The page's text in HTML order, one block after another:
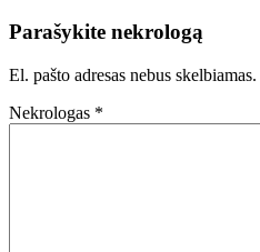
Parašykite nekrologą
El. pašto adresas nebus skelbiamas.
Nekrologas *